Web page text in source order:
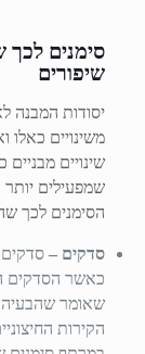
סימנים לכך
שיפורים
יסודות המבנה
משינויים
שינויים
שמפעילים יותר
הסימנים לכך
סדקים –סדקים
כאשר הסדקים
שאומר שהבעיה
הקירות